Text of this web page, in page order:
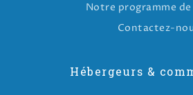
Notre programme
Contactez-
Hébergeurs &